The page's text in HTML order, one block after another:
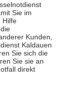
Sie im
Hilfe
Kunden,
Kaldauen
Sie sich die
Sie sie an
direkt